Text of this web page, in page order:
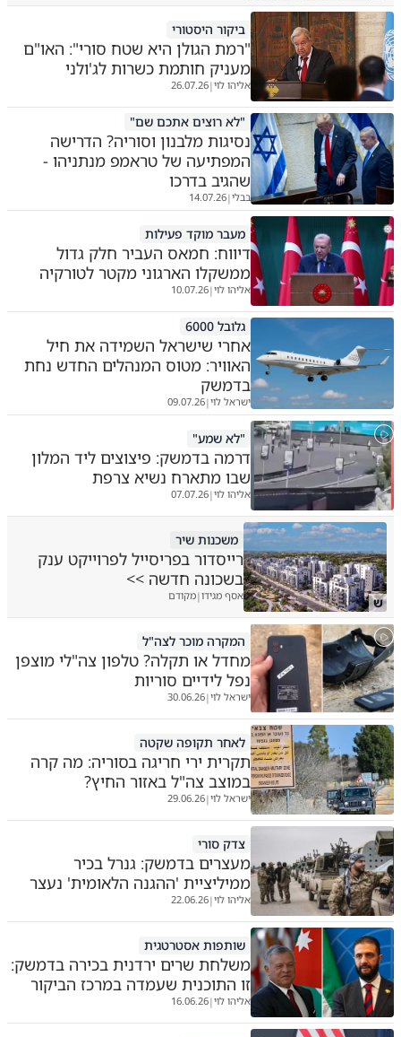
ביקור היסטורי
"רמת הגולן היא שטח סורי": האו"ם
מעניק חותמת כשרות לג'ולני
אליהו לוי|
26.07.26
"לא רוצים אתכם שם"
נסיגות מלבנון וסוריה? הדרישה
המפתיעה של טראמפ מנתניהו -
שהגיב בדרכו
בבלי|
14.07.26
מעבר מוקד פעילות
דיווח: חמאס העביר חלק גדול
ממשקלו הארגוני מקטר לטורקיה
אליהו לוי|
10.07.26
גלובל 6000
אחרי שישראל השמידה את חיל
האוויר: מטוס המנהלים החדש נחת
בדמשק
ישראל לוי|
09.07.26
"לא שמע"
דרמה בדמשק: פיצוצים ליד המלון
שבו מתארח נשיא צרפת
אליהו לוי|
07.07.26
ש
משכנות שיר
רייסדור בפריסייל לפרוייקט ענק
בשכונה חדשה >>
אסף מגידו|מקודם
המקרה מוכר לצה"ל
מחדל או תקלה? טלפון צה"לי מוצפן
נפל לידיים סוריות
ישראל לוי|
30.06.26
לאחר תקופה שקטה
תקרית ירי חריגה בסוריה: מה קרה
במוצב צה"ל באזור החיץ?
ישראל לוי|
29.06.26
צדק סורי
מעצרים בדמשק: גנרל בכיר
ממיליציית 'ההגנה הלאומית' נעצר
אליהו לוי|
22.06.26
שותפות אסטרטגית
משלחת שרים ירדנית בכירה בדמשק:
זו התוכנית שעמדה במרכז הביקור
אליהו לוי|
16.06.26